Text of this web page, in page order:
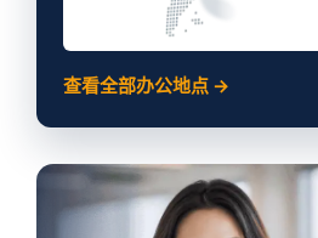
查看全部办公地点 →